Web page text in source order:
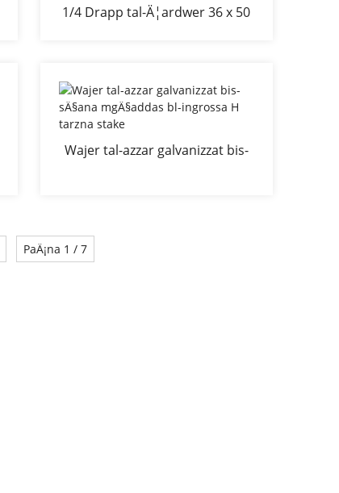
1/4 Drapp tal-Ä¦ardwer 36 x 50
Wajer tal-azzar galvanizzat bis-
PaÄ¡na 1 / 7